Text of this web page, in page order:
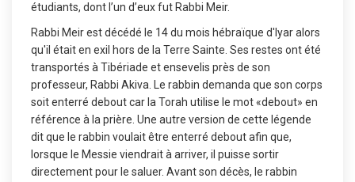
étudiants, dont l’un d’eux fut Rabbi Meir.
Rabbi Meir est décédé le 14 du mois hébraïque d'Iyar alors
qu'il était en exil hors de la Terre Sainte. Ses restes ont été
transportés à Tibériade et ensevelis près de son
professeur, Rabbi Akiva. Le rabbin demanda que son corps
soit enterré debout car la Torah utilise le mot «debout» en
référence à la prière. Une autre version de cette légende
dit que le rabbin voulait être enterré debout afin que,
lorsque le Messie viendrait à arriver, il puisse sortir
directement pour le saluer. Avant son décès, le rabbin